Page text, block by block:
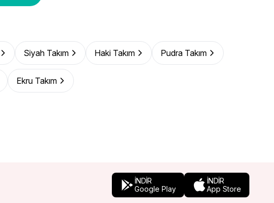
Siyah Takım Haki Takım Pudra Takım
Ekru Takım
İNDİR
Google Play
İNDİR
App Store